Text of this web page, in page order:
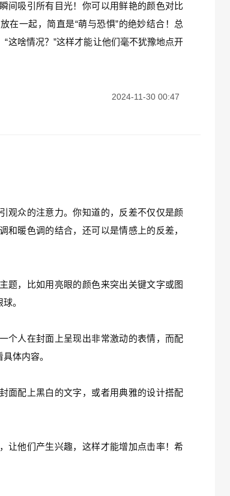
间吸引所有目光！你可以用鲜艳的颜色对比
在一起，简直是“萌与恐惧”的绝妙结合！总
这啥情况？”这样才能让他们毫不犹豫地点开
2024-11-30 00:47
观众的注意力。你知道的，反差不仅仅是颜
暖色调的结合，还可以是情感上的反差，
题，比如用亮眼的颜色来突出关键文字或图
。
个人在封面上呈现出非常激动的表情，而配
体内容。
面配上黑白的文字，或者用典雅的设计搭配
让他们产生兴趣，这样才能增加点击率！希